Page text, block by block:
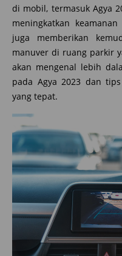
di mobil, termasuk Agya
meningkatkan
juga memberikan
manuver di ruang parkir
akan mengenal lebih
pada Agya 2023 dan
yang tepat.